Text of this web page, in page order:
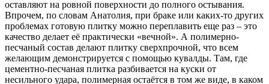
оставляют на ровной поверхности до полного остывания.
Впрочем, по словам Анатолия, при браке или каких-то других
проблемах готовую плитку можно переплавить еще раз – это
качество делает её практически «вечной». А полимерно-
песчаный состав делают плитку сверхпрочной, что всем
желающим демонстрируется с помощью кувалды. Там, где
цементно-песчаная плитка разбивается на куски от
несильного удара, полимерная остаётся в том же виде, в каком